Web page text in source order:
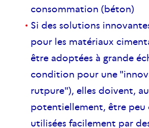
consommation (béton)
Si des solutions
pour les matériaux
être adoptées à grande
condition pour une
rutpure"), elles doivent,
potentiellement, être peu
utilisées facilement par